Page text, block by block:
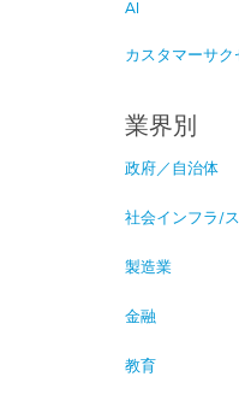
AI
カスタマーサク
業界別
政府／自治体
社会インフラ/
製造業
金融
教育